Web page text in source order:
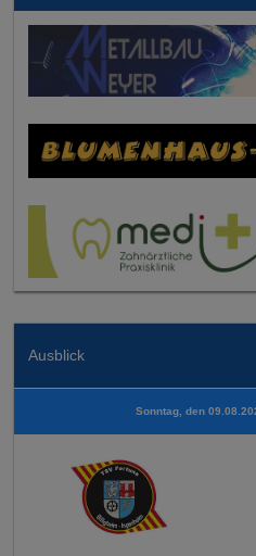
Ausblick
Sonntag, den